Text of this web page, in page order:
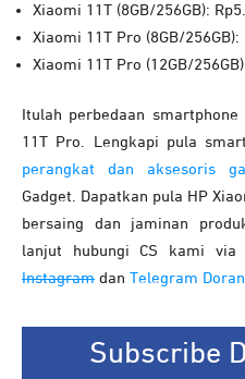
Xiaomi 11T (8GB/256GB):
Xiaomi 11T Pro (8GB/256GB):
Xiaomi 11T Pro (12GB/
Itulah perbedaan
11T Pro. Lengkapi pula
perangkat dan aksesoris
Gadget. Dapatkan pula HP
bersaing dan jaminan
lanjut hubungi CS kami
Instagram dan Telegram
Subscribe